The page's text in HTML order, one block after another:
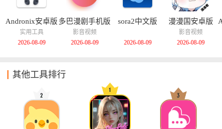
Andronix安卓版
实用工具
2026-08-09
多巴漫剧手机版
影音视频
2026-08-09
sora2中文版
2026-08-09
漫漫国安卓版
影音视频
2026-08-09
其他工具排行